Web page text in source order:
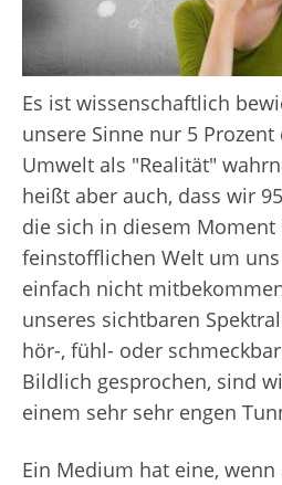
Es ist wissenschaftlich
unsere Sinne nur 5
Umwelt als "Realität"
heißt aber auch, dass wir
die sich in diesem Moment
feinstofflichen Welt um
einfach nicht
unseres sichtbaren
hör-, fühl- oder
Bildlich gesprochen, sind
einem sehr sehr engen
Ein Medium hat eine,